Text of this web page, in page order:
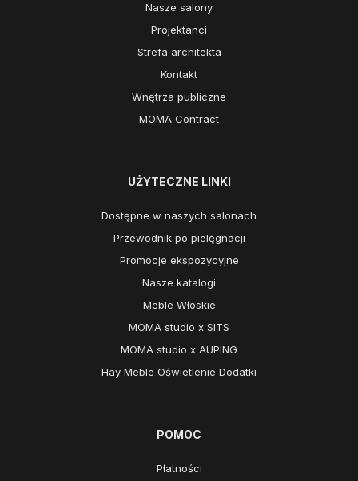
Nasze salony
Projektanci
Strefa architekta
Kontakt
Wnętrza publiczne
MOMA Contract
UŻYTECZNE LINKI
Dostępne w naszych salonach
Przewodnik po pielęgnacji
Promocje ekspozycyjne
Nasze katalogi
Meble Włoskie
MOMA studio x SITS
MOMA studio x AUPING
Hay Meble Oświetlenie Dodatki
POMOC
Płatności